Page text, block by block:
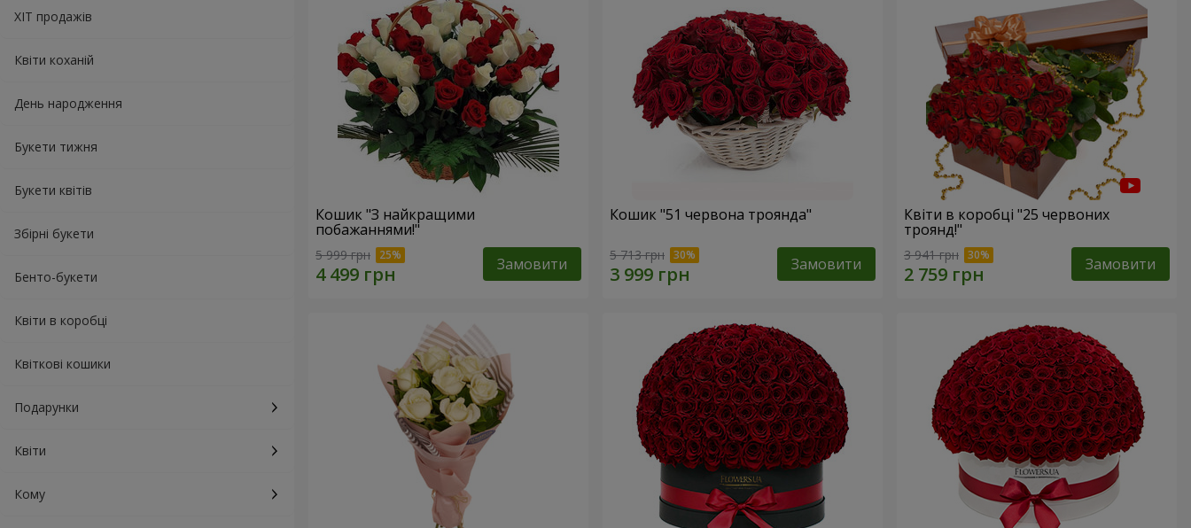
ХІТ продажів
Квіти коханій
День народження
Букети тижня
Букети квітів
Збірні букети
Бенто-букети
Квіти в коробці
Квіткові кошики
Подарунки
Квіти
Кому
Кошик "З найкращими
побажаннями!"
5 999 грн Замовити
Кошик "51 червона троянда"
5 713 грн Замовити
Квіти в коробці "25 червоних
троянд!"
3 941 грн Замовити